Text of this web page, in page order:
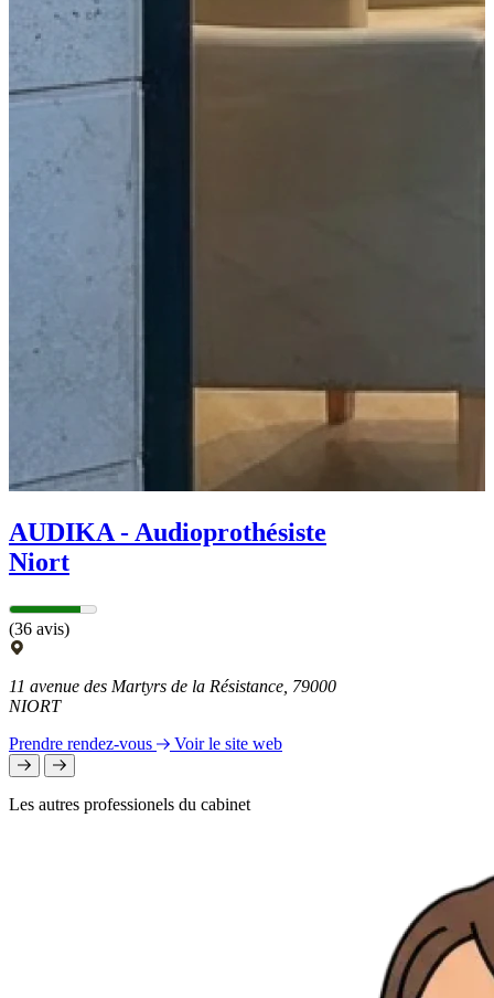
AUDIKA - Audioprothésiste
Niort
(36 avis)
11 avenue des Martyrs de la Résistance, 79000
NIORT
Prendre rendez-vous
Voir le site web
Les autres professionels du cabinet